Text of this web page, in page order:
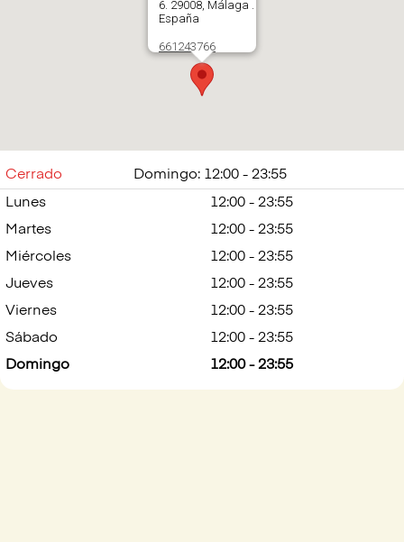
6. 29008, Málaga .
España
661243766
Abrir en Google
Cerrado
Domingo: 12:00 - 23:55
Lunes
12:00 - 23:55
Martes
12:00 - 23:55
Miércoles
12:00 - 23:55
Jueves
12:00 - 23:55
Viernes
12:00 - 23:55
Sábado
12:00 - 23:55
Domingo
12:00 - 23:55